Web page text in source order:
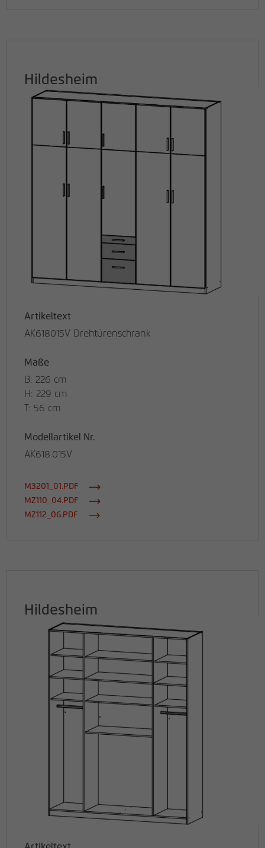
Hildesheim
Artikeltext
AK618015V Drehtürenschrank
Maße
B: 226 cm
H: 229 cm
T: 56 cm
Modellartikel Nr.
AK618.015V
M3201_01.PDF
MZ110_04.PDF
MZ112_06.PDF
Hildesheim